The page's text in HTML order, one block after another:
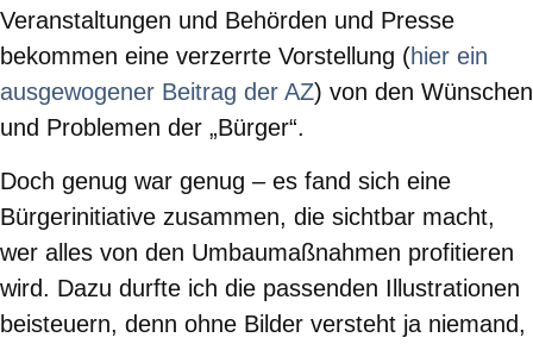
Veranstaltungen und Behörden und Presse
bekommen eine verzerrte Vorstellung (hier ein
ausgewogener Beitrag der AZ) von den Wünschen
und Problemen der „Bürger“.
Doch genug war genug – es fand sich eine
Bürgerinitiative zusammen, die sichtbar macht,
wer alles von den Umbaumaßnahmen profitieren
wird. Dazu durfte ich die passenden Illustrationen
beisteuern, denn ohne Bilder versteht ja niemand,